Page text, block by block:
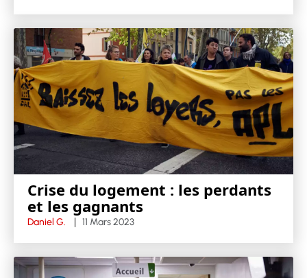
Crise du logement : les perdants
et les gagnants
Daniel G. 11 Mars 2023